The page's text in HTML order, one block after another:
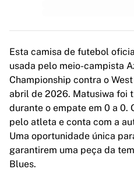
Futebol feminino dos EUA
NWSL
OL Lyonnes
Paris Saint-Germain Féminines
Arsenal WFC
Navegar por país
Basquete
Destaques
Charlotte Hornets
Chicago Bulls
Esta camisa de futebol
usada pelo meio-campista
Championship contra o
abril de 2026. Matusiwa foi
durante o empate em 0 a 0.
pelo atleta e conta com a
Uma oportunidade única
garantirem uma peça da
Blues.